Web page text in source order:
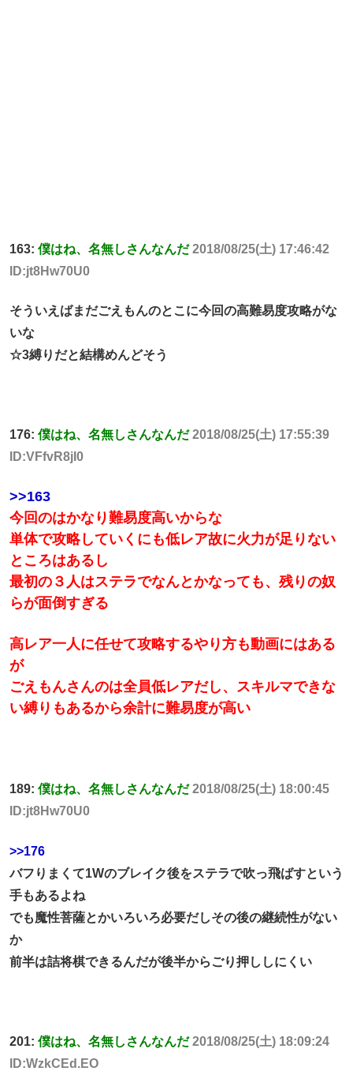
163: 僕はね、名無しさんなんだ 2018/08/25(土) 17:46:42
ID:jt8Hw70U0
そういえばまだごえもんのとこに今回の高難易度攻略がな
いな
☆3縛りだと結構めんどそう
176: 僕はね、名無しさんなんだ 2018/08/25(土) 17:55:39
ID:VFfvR8jI0
>>163
今回のはかなり難易度高いからな
単体で攻略していくにも低レア故に火力が足りない
ところはあるし
最初の３人はステラでなんとかなっても、残りの奴
らが面倒すぎる
高レア一人に任せて攻略するやり方も動画にはある
が
ごえもんさんのは全員低レアだし、スキルマできな
い縛りもあるから余計に難易度が高い
189: 僕はね、名無しさんなんだ 2018/08/25(土) 18:00:45
ID:jt8Hw70U0
>>176
バフりまくて1Wのブレイク後をステラで吹っ飛ばすという
手もあるよね
でも魔性菩薩とかいろいろ必要だしその後の継続性がない
か
前半は詰将棋できるんだが後半からごり押ししにくい
201: 僕はね、名無しさんなんだ 2018/08/25(土) 18:09:24
ID:WzkCEd.EO